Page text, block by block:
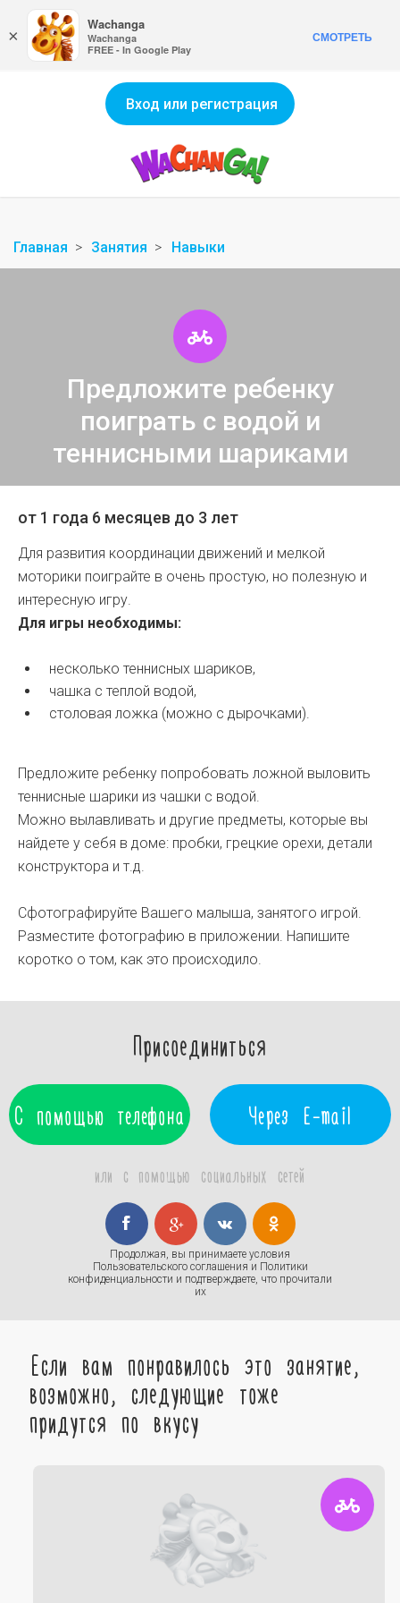
Вход или регистрация
Главная Занятия Навыки
Предложите ребенку
поиграть с водой и
теннисными шариками
от 1 года 6 месяцев до 3 лет
Для развития координации движений и мелкой
моторики поиграйте в очень простую, но полезную и
интересную игру.
Для игры необходимы:
несколько теннисных шариков,
чашка с теплой водой,
столовая ложка (можно с дырочками).
Предложите ребенку попробовать ложной выловить
теннисные шарики из чашки с водой.
Можно вылавливать и другие предметы, которые вы
найдете у себя в доме: пробки, грецкие орехи, детали
конструктора и т.д.
Сфотографируйте Вашего малыша, занятого игрой.
Разместите фотографию в приложении. Напишите
коротко о том, как это происходило.
Присоединиться
С помощью телефона Через E-mail
или с помощью социальных сетей
Продолжая, вы принимаете условия
Пользовательского соглашения и Политики
конфиденциальности и подтверждаете, что прочитали
их
Если вам понравилось это занятие,
возможно, следующие тоже
придутся по вкусу
×
Wachanga
Wachanga
FREE - In Google Play
СМОТРЕТЬ